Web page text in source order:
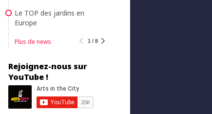
Le TOP des jardins en
Europe
Plus de news 1 / 8
Rejoignez-nous sur
YouTube !